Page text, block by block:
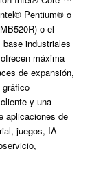
Pentium® o
o el
industriales
máxima
de expansión,
y una
aplicaciones de
juegos, IA